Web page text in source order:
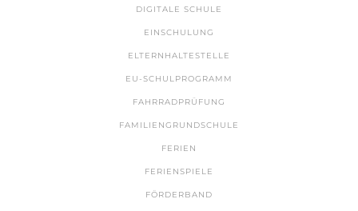
DIGITALE SCHULE
EINSCHULUNG
ELTERNHALTESTELLE
EU-SCHULPROGRAMM
FAHRRADPRÜFUNG
FAMILIENGRUNDSCHULE
FERIEN
FERIENSPIELE
FÖRDERBAND